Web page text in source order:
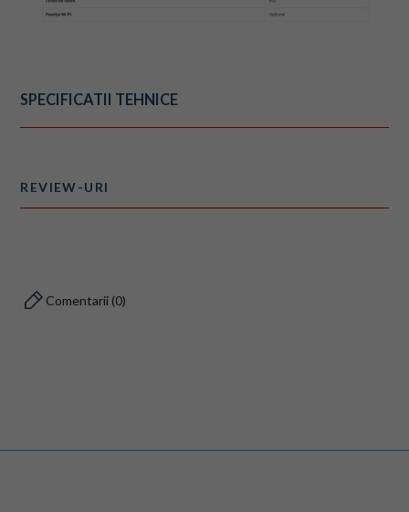
SPECIFICATII TEHNICE
REVIEW-URI
Comentarii (0)